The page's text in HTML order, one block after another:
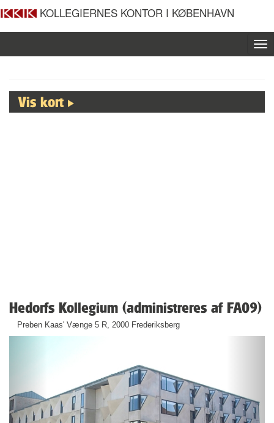
KOLLEGIERNES KONTOR I KØBENHAVN
Vis kort
Hedorfs Kollegium (administreres af FA09)
Preben Kaas' Vænge 5 R, 2000 Frederiksberg